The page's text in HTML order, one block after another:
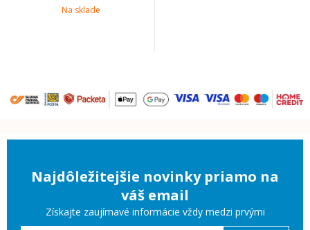
Na sklade
Najdôležitejšie novinky priamo na
váš email
Získajte zaujímavé informácie vždy medzi prvými